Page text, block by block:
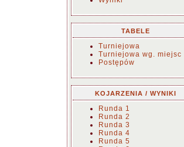
TABELE
Turniejowa
Turniejowa wg. miejsc
Postępów
KOJARZENIA / WYNIKI
Runda 1
Runda 2
Runda 3
Runda 4
Runda 5